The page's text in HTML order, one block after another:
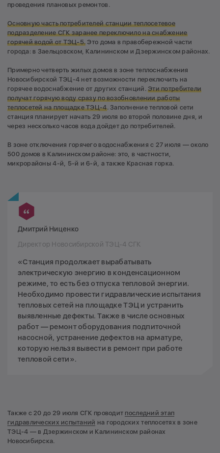
проведения плановых ремонтов.
Основную часть потребителей станции теплосетевое
подразделение СГК заранее переключило на снабжение
горячей водой от ТЭЦ-5. Это дома в правобережной части
города: в Заельцовском, Калининском и Дзержинском районах.
Примерно четверть жилых домов в зоне теплоснабжения
Новосибирской ТЭЦ-4 нет возможности переключить на
горячее водоснабжение от других станций.Эти потребители
получат горячую воду сразупо возобновлении работы
теплосетей на площадке ТЭЦ-4. Заполнение тепловой сети
станция планирует начать 29 июля во второй половине дня, и
через несколько часов вода дойдет до потребителей.
В зоне отключения горячего водоснабжения с 27 июля — около
500 домов в Калининском районе: это, в частности,
микрорайоны 4-й, 5-й и 6-й, а также Красная горка.
Дмитрий Ниценко
Директор Новосибирской ТЭЦ-4 СГК
«Станция продолжает вырабатывать
электрическую энергию в конденсационном
режиме, то есть без отпуска тепловой энергии.
Необходимо провести гидравлические испытания
тепловых сетей на площадке ТЭЦ и устранить
выявленные дефекты. Также в числе основных
работ — ремонт оборудования подпиточной
насосной, устранение дефектов на арматуре,
которую нельзя вывести в ремонт при работе
тепловой сети».
Также с 20 до 29 июля СГК проводит последний этап
гидравлических испытаний на городских теплосетях в зоне
ТЭЦ-4 — в Дзержинском и Калининском районах
Новосибирска.